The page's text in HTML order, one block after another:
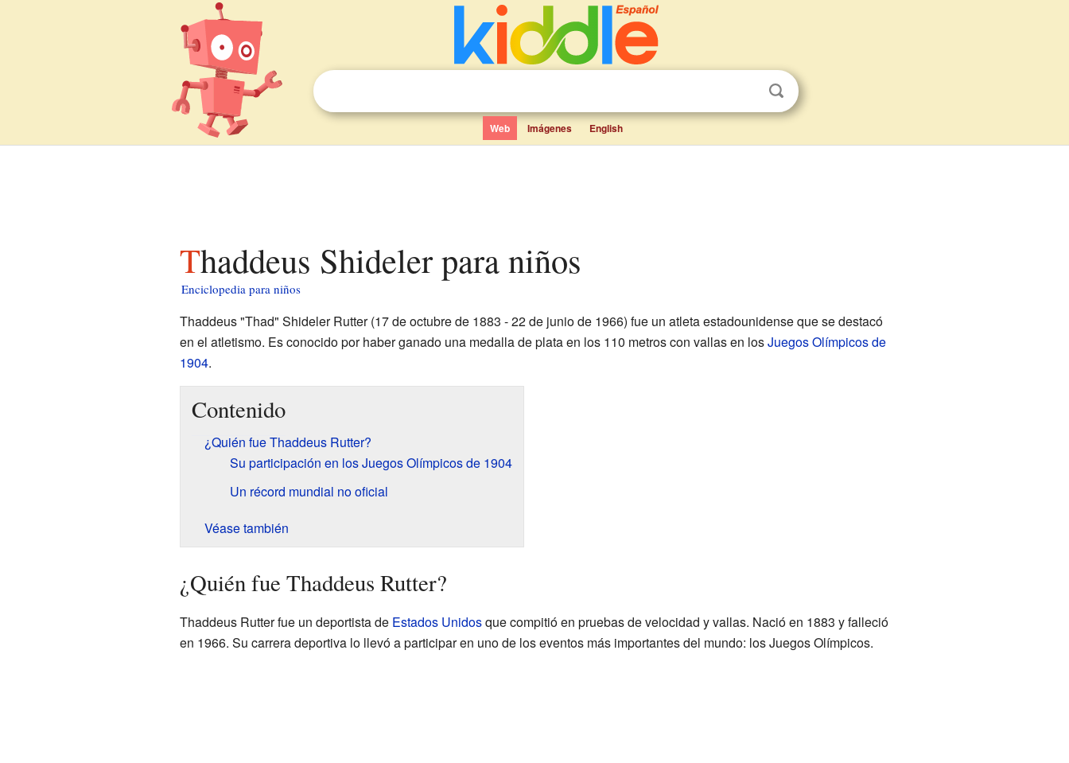
Web Imágenes English
Thaddeus Shideler para niños
Enciclopedia para niños
Thaddeus "Thad" Shideler Rutter (17 de octubre de 1883 - 22 de junio de 1966) fue un atleta estadounidense que se destacó
en el atletismo. Es conocido por haber ganado una medalla de plata en los 110 metros con vallas en losJuegos Olímpicos de
1904.
Contenido
¿Quién fue Thaddeus Rutter?
Su participación en los Juegos Olímpicos de 1904
Un récord mundial no oficial
Véase también
¿Quién fue Thaddeus Rutter?
Thaddeus Rutter fue un deportista de Estados Unidosque compitió en pruebas de velocidad y vallas. Nació en 1883 y falleció
en 1966. Su carrera deportiva lo llevó a participar en uno de los eventos más importantes del mundo: los Juegos Olímpicos.